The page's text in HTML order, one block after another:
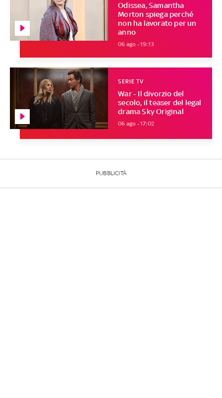
Odissea, Samantha
Morton spiega perché
non ha lavorato per un
anno
06 ago - 19:13
War - Il divorzio del
secolo, il teaser del legal
drama Sky Original
SERIE TV
06 ago - 17:02
PUBBLICITÀ